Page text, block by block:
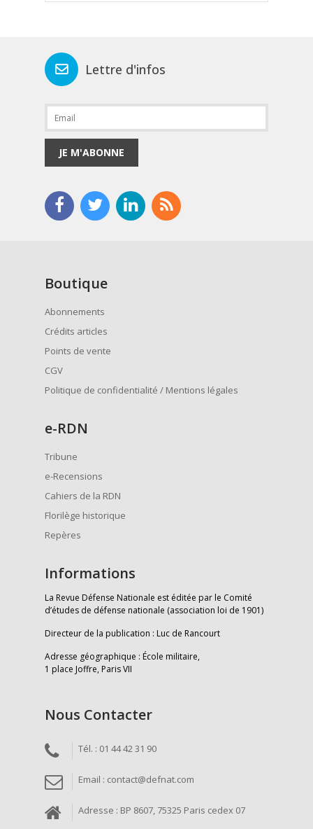
Lettre d'infos
JE M'ABONNE
Boutique
Abonnements
Crédits articles
Points de vente
CGV
Politique de confidentialité / Mentions légales
e-RDN
Tribune
e-Recensions
Cahiers de la RDN
Florilège historique
Repères
Informations
La Revue Défense Nationale est éditée par le Comité
d’études de défense nationale (association loi de 1901)
Directeur de la publication : Luc de Rancourt
Adresse géographique : École militaire,
1 place Joffre, Paris VII
Nous Contacter
Tél. : 01 44 42 31 90
Email : contact@defnat.com
Adresse : BP 8607, 75325 Paris cedex 07